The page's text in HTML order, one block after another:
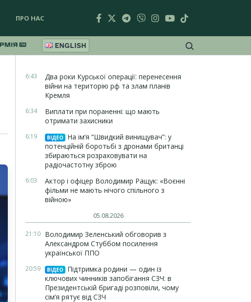
ПРО НАС
ENGLISH
6:43
Два роки Курської операції: перенесення
війни на територію рф та злам планів
Кремля
6:34
Виплати при пораненні: що мають
отримати захисники
6:19 ВІДЕО
На ім’я “Швидкий винищувач”: у
потенційній боротьбі з дронами британці
збираються розраховувати на
радіочастотну зброю
6:03
Актор і офіцер Володимир Ращук: «Воєнні
фільми не мають нічого спільного з
війною»
05.08.2026
21:10 Володимир Зеленський обговорив з
Александром Стуббом посилення
української ППО
20:59 ВІДЕО
Підтримка родини — один із
ключових чинників запобігання СЗЧ: в
Президентській бригаді розповіли, чому
сім’я рятує від СЗЧ